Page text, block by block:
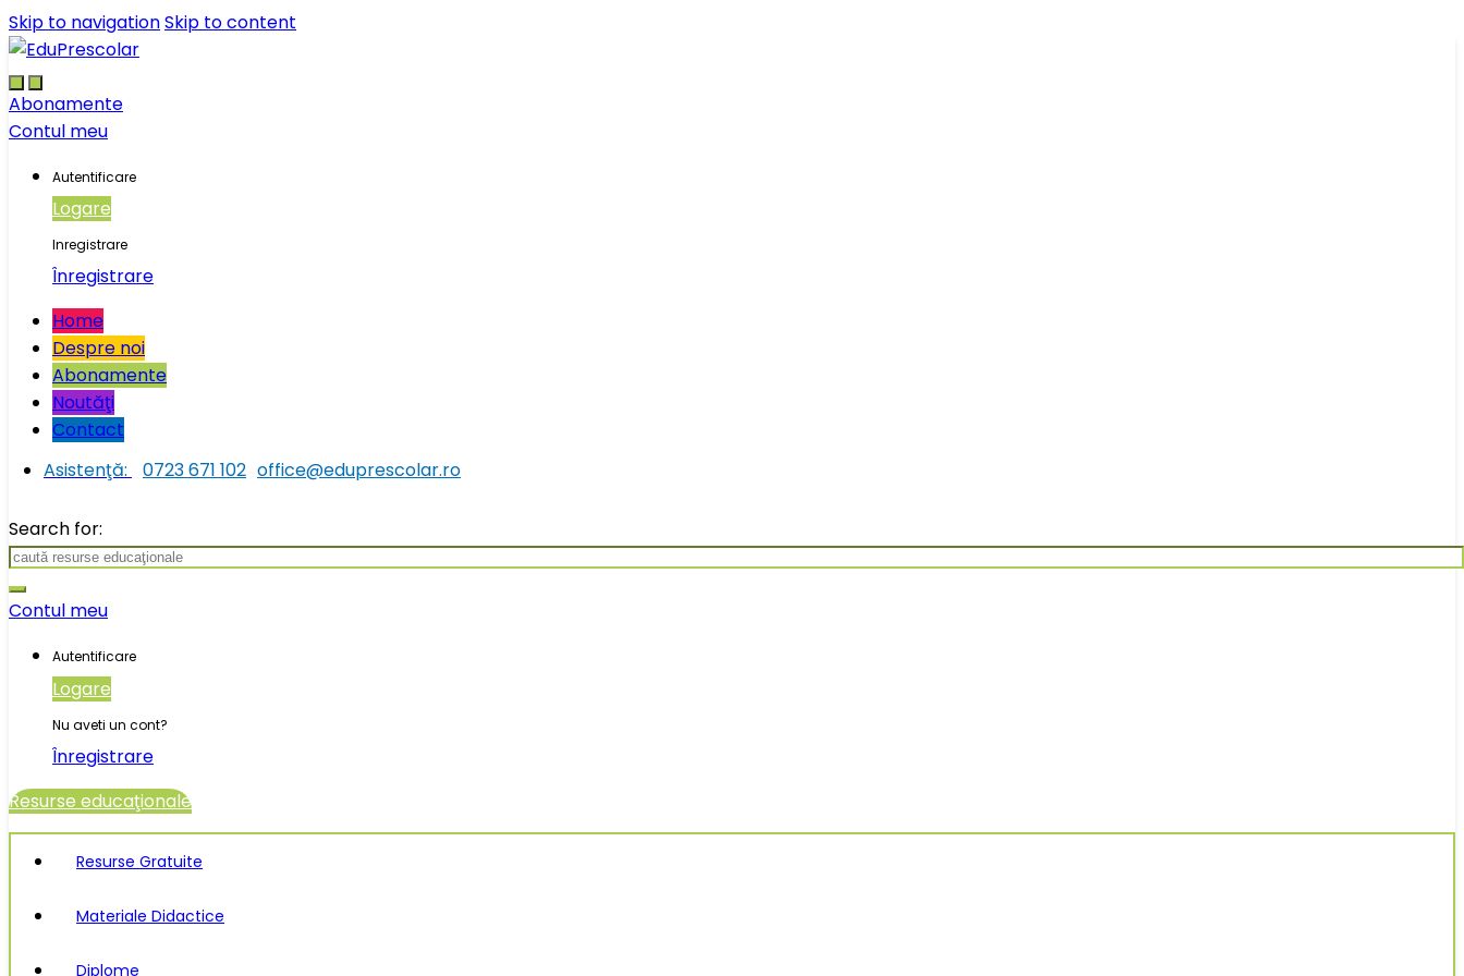
Skip to navigationSkip to content
Abonamente
Contul meu
Autentificare
Logare
Inregistrare
Înregistrare
Home
Despre noi
Abonamente
Noutăţi
Contact
Asistenţă:
0723 671 102 office@eduprescolar.ro
Search for:
Contul meu
Autentificare
Logare
Nu aveti un cont?
Înregistrare
Resurse educaţionale
Resurse Gratuite
Materiale Didactice
Diplome